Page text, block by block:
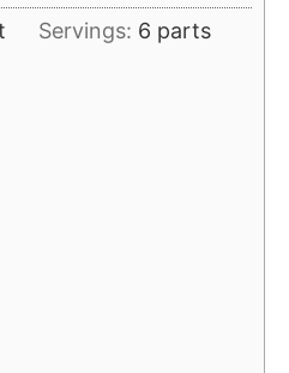
Servings: 6 parts